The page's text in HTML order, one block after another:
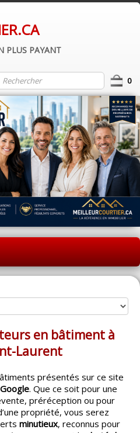
PLUS PAYANT
0
en bâtiment à
Laurent
présentés sur ce site
. Que ce soit pour une
préréception ou pour
propriété, vous serez
minutieux, reconnus pour